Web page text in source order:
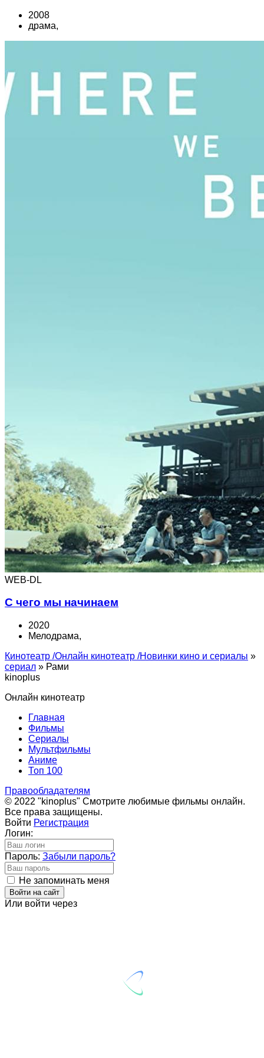
2008
драма,
WEB-DL
С чего мы начинаем
2020
Мелодрама,
Кинотеатр /Онлайн кинотеатр /Новинки кино и сериалы »
cериал » Рами
kinoplus
Онлайн кинотеатр
Главная
Фильмы
Сериалы
Мультфильмы
Аниме
Топ 100
Правообладателям
© 2022 "kinoplus" Смотрите любимые фильмы онлайн.
Все права защищены.
Войти Регистрация
Логин:
Пароль: Забыли пароль?
Не запоминать меня
Войти на сайт
Или войти через